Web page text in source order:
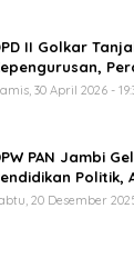
II Golkar
30 April 2026 -
PAN Jambi
Politik,
Soliditas
20 Desember